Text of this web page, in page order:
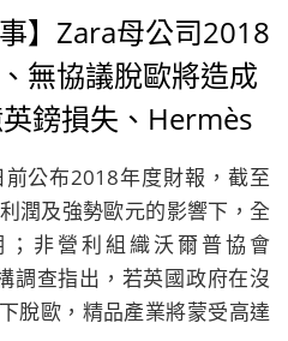
】Zara母公司2018
無協議脫歐將造成
鎊損失、Hermès
台灣時尚前進米蘭
公布2018年度財報，截至
潤及強勢歐元的影響下，全
非營利組織沃爾普協會
調查指出，若英國政府在沒
脫歐，精品產業將蒙受高達